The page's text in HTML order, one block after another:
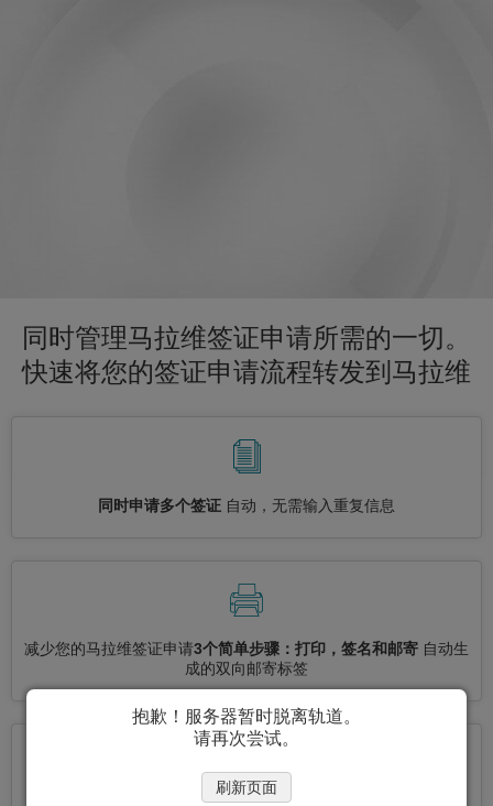
同时管理马拉维签证申请所需的一切。
快速将您的签证申请流程转发到马拉维
同时申请多个签证 自动，无需输入重复信息
减少您的马拉维签证申请3个简单步骤：打印，签名和邮寄 自动生
成的双向邮寄标签
抱歉！服务器暂时脱离轨道。
请再次尝试。
刷新页面